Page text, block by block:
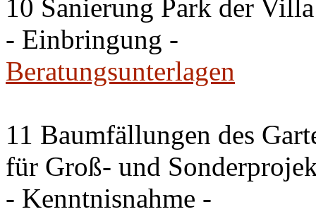
10 Sanierung Park der
- Einbringung -
Beratungsunterlagen
11 Baumfällungen des
für Groß- und
- Kenntnisnahme -